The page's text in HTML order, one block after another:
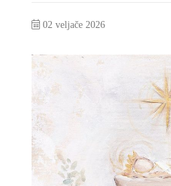
02 veljače 2026